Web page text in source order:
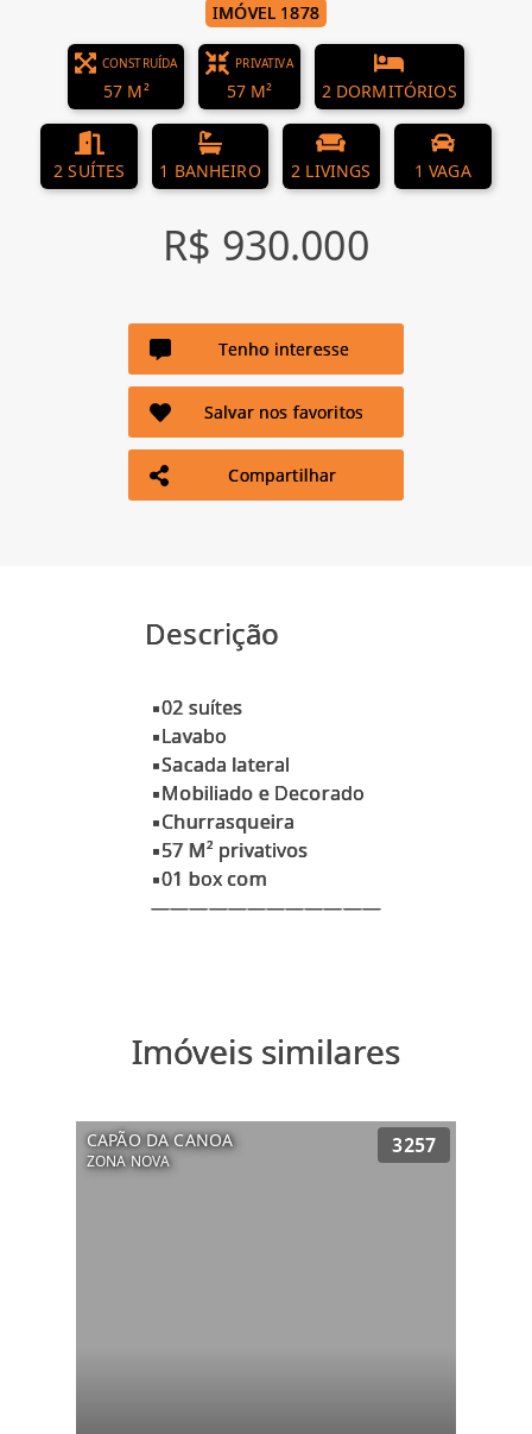
IMÓVEL 1878
CONSTRUÍDA
57 M²
PRIVATIVA
57 M² 2 DORMITÓRIOS
2 SUÍTES 1 BANHEIRO 2 LIVINGS 1 VAGA
R$ 930.000
Tenho interesse
Salvar nos favoritos
Compartilhar
Descrição
▪02 suítes
▪Lavabo
▪Sacada lateral
▪Mobiliado e Decorado
▪Churrasqueira
▪57 M² privativos
▪01 box com
————————————
Imóveis similares
CAPÃO DA CANOA
ZONA NOVA
3257